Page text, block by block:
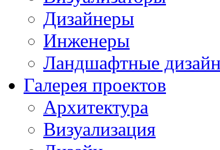
Дизайнеры
Инженеры
Ландшафтные
Галерея проектов
Архитектура
Визуализация